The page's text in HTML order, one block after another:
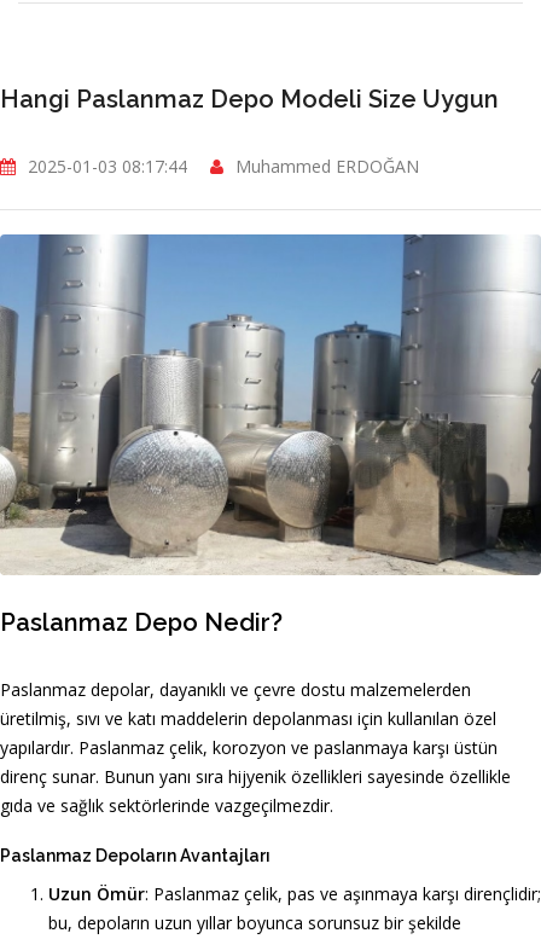
Hangi Paslanmaz Depo Modeli Size Uygun
2025-01-03 08:17:44 Muhammed ERDOĞAN
Paslanmaz Depo Nedir?
Paslanmaz depolar, dayanıklı ve çevre dostu malzemelerden
üretilmiş, sıvı ve katı maddelerin depolanması için kullanılan özel
yapılardır. Paslanmaz çelik, korozyon ve paslanmaya karşı üstün
direnç sunar. Bunun yanı sıra hijyenik özellikleri sayesinde özellikle
gıda ve sağlık sektörlerinde vazgeçilmezdir.
Paslanmaz Depoların Avantajları
Uzun Ömür: Paslanmaz çelik, pas ve aşınmaya karşı dirençlidir;
bu, depoların uzun yıllar boyunca sorunsuz bir şekilde